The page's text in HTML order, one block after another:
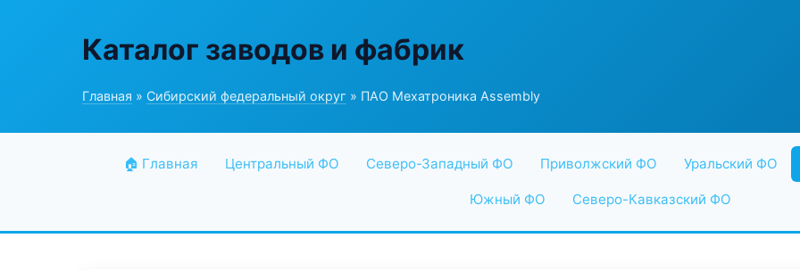
Каталог заводов и фабрик
Главная » Сибирский федеральный округ » ПАО Мехатроника Assembly
🏠 Главная Центральный ФО Северо-Западный ФО Приволжский ФО Уральский ФО
Южный ФО Северо-Кавказский ФО